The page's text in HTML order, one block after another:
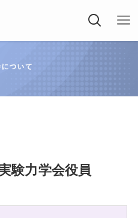
験力学会役員